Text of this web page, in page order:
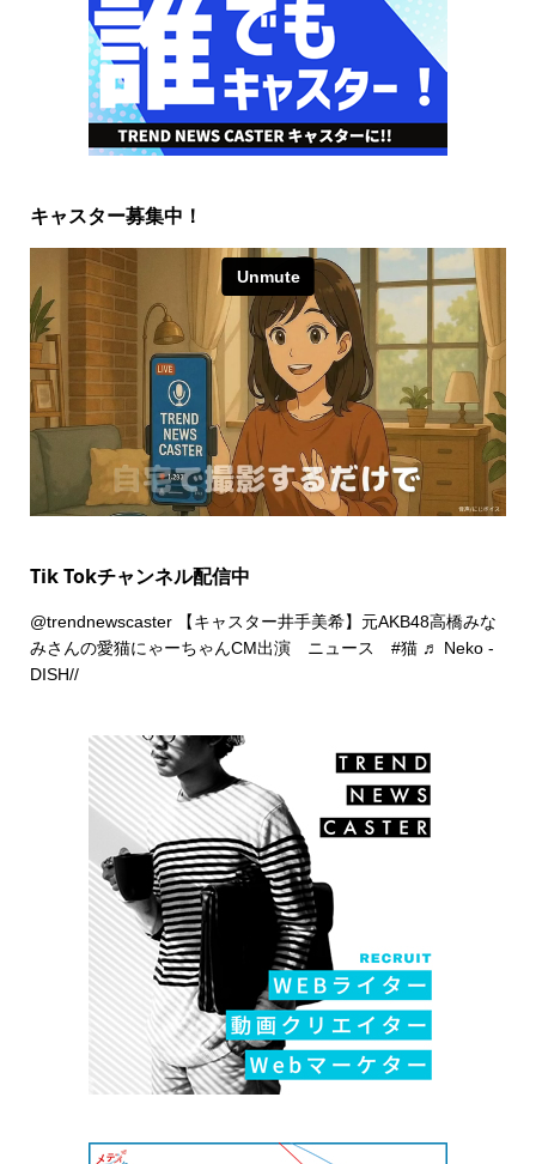
キャスター募集中！
Tik Tokチャンネル配信中
@trendnewscaster【キャスター井手美希】元AKB48高橋みな
みさんの愛猫にゃーちゃんCM出演 ニュース #猫 ♬ Neko -
DISH//